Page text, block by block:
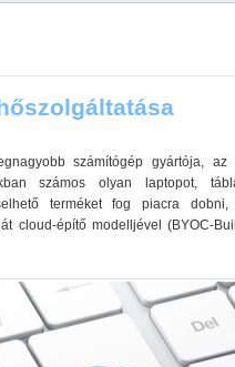
számítógép gyártója, az
számos olyan laptopot,
terméket fog piacra dobni,
cloud-építő modelljével (BYOC-